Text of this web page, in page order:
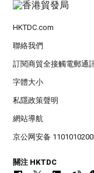
HKTDC.com
聯絡我們
訂閱商貿全接觸電郵通
字體大小
私隱政策聲明
網站導航
京公网安备
關注 HKTDC